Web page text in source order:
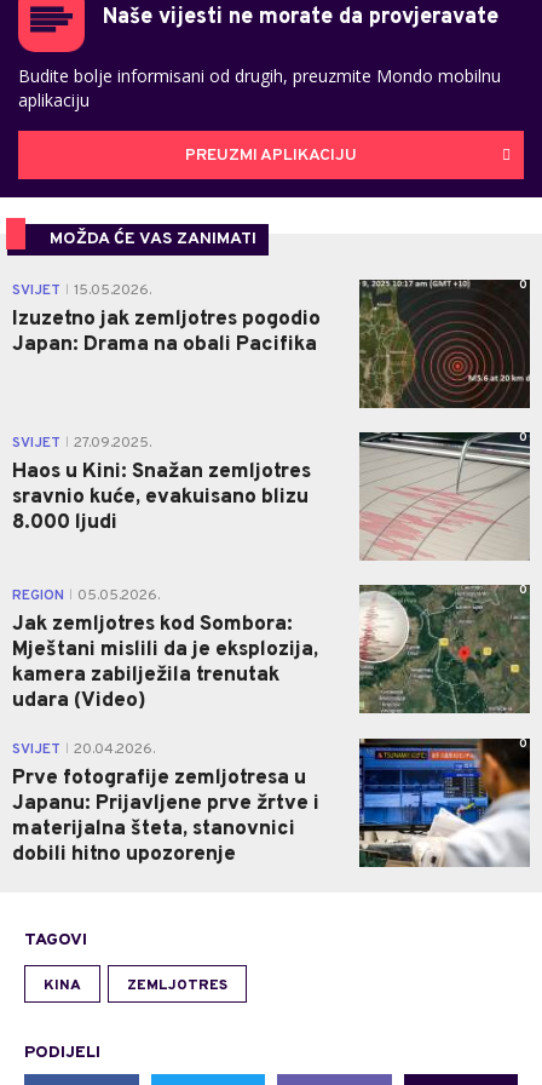
Naše vijesti ne morate da provjeravate
Budite bolje informisani od drugih, preuzmite Mondo mobilnu
aplikaciju
PREUZMI APLIKACIJU
MOŽDA ĆE VAS ZANIMATI
SVIJET 15.05.2026.
Izuzetno jak zemljotres pogodio
Japan: Drama na obali Pacifika
0
SVIJET 27.09.2025.
Haos u Kini: Snažan zemljotres
sravnio kuće, evakuisano blizu
8.000 ljudi
0
REGION 05.05.2026.
Jak zemljotres kod Sombora:
Mještani mislili da je eksplozija,
kamera zabilježila trenutak
udara (Video)
0
SVIJET 20.04.2026.
Prve fotografije zemljotresa u
Japanu: Prijavljene prve žrtve i
materijalna šteta, stanovnici
dobili hitno upozorenje
0
TAGOVI
KINA ZEMLJOTRES
PODIJELI